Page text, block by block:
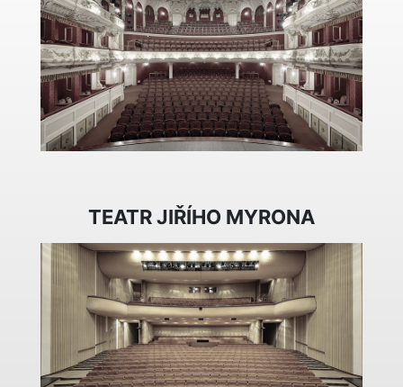
TEATR JIŘÍHO MYRONA